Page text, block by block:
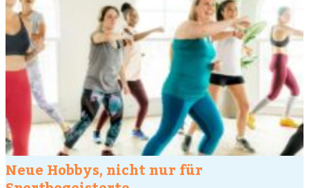
Neue Hobbys, nicht nur für